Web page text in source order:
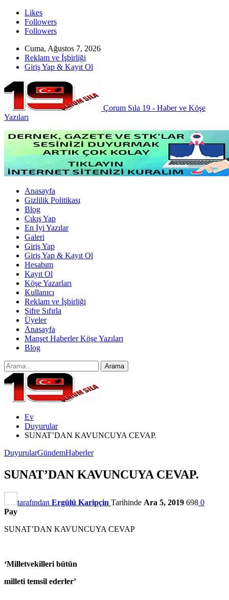
Likes
Followers
Followers
Cuma, Ağustos 7, 2026
Reklam ve İşbirliği
Giriş Yap & Kayıt Ol
Çorum Sıla 19 - Haber ve Köşe
Yazıları
Anasayfa
Gizlilik Politikası
Blog
Çıkış Yap
En İyi Yazılar
Galeri
Giriş Yap
Giriş Yap & Kayıt Ol
Hesabım
Kayıt Ol
Köşe Yazarları
Kullanıcı
Reklam ve İşbirliği
Şifre Sıfırla
Üyeler
Anasayfa
Manşet Haberler Köşe Yazıları
Blog
Ev
Duyurular
SUNAT’DAN KAVUNCUYA CEVAP.
DuyurularGündemHaberler
SUNAT’DAN KAVUNCUYA CEVAP.
tarafından Ergülü Karipçin Tarihinde Ara 5, 2019 698 0
Pay
SUNAT’DAN KAVUNCUYA CEVAP
‘Milletvekilleri bütün
milleti temsil ederler’